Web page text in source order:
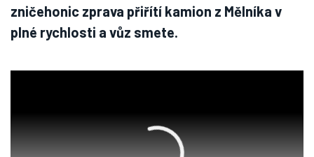
zničehonic zprava přiřítí kamion z Mělníka v
plné rychlosti a vůz smete.